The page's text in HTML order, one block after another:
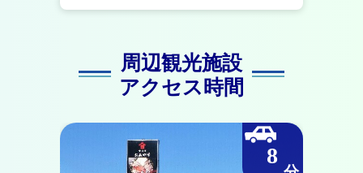
周辺観光施設
アクセス時間
8